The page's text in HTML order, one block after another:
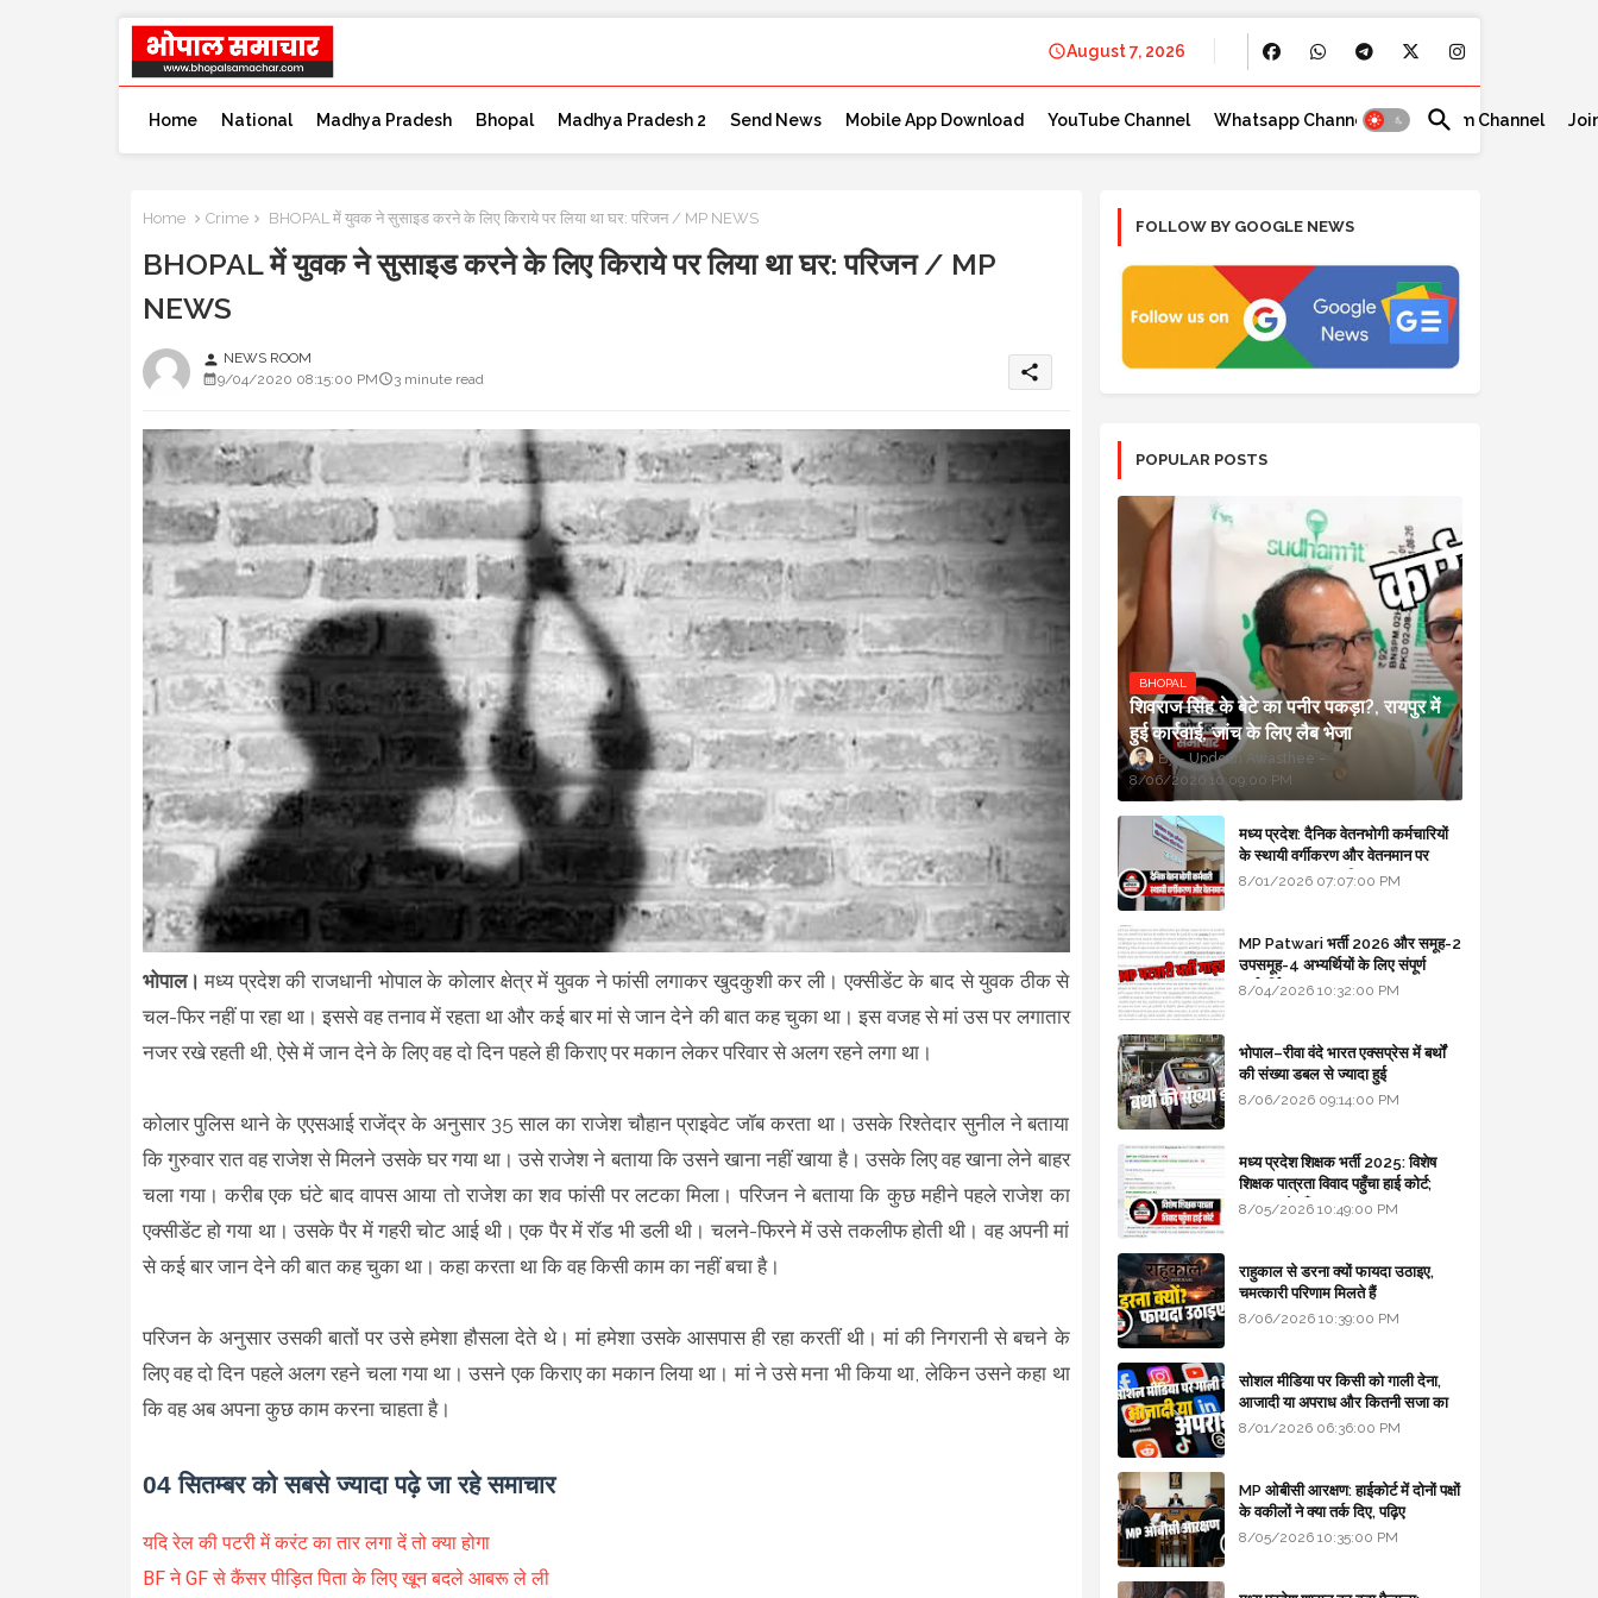
August 7, 2026
Home National Madhya Pradesh Bhopal Madhya Pradesh 2 Send News Mobile App Download YouTube Channel Whatsapp Channel Telegram Channel
Home Crime BHOPAL में युवक ने सुसाइड करने के लिए किराये पर लिया था घर: परिजन / MP NEWS
BHOPAL में युवक ने सुसाइड करने के लिए किराये पर लिया था घर: परिजन / MP
NEWS
person NEWS ROOM
9/04/2020 08:15:00 PM
3 minute read share
भोपाल। मध्य प्रदेश की राजधानी भोपाल के कोलार क्षेत्र में युवक ने फांसी लगाकर खुदकुशी कर ली। एक्सीडेंट के बाद से युवक ठीक से
चल-फिर नहीं पा रहा था। इससे वह तनाव में रहता था और कई बार मां से जान देने की बात कह चुका था। इस वजह से मां उस पर लगातार
नजर रखे रहती थी, ऐसे में जान देने के लिए वह दाे दिन पहले ही किराए पर मकान लेकर परिवार से अलग रहने लगा था।
कोलार पुलिस थाने के एएसआई राजेंद्र के अनुसार 35 साल का राजेश चौहान प्राइवेट जॉब करता था। उसके रिश्तेदार सुनील ने बताया
कि गुरुवार रात वह राजेश से मिलने उसके घर गया था। उसे राजेश ने बताया कि उसने खाना नहीं खाया है। उसके लिए वह खाना लेने बाहर
चला गया। करीब एक घंटे बाद वापस आया तो राजेश का शव फांसी पर लटका मिला। परिजन ने बताया कि कुछ महीने पहले राजेश का
एक्सीडेंट हो गया था। उसके पैर में गहरी चोट आई थी। एक पैर में रॉड भी डली थी। चलने-फिरने में उसे तकलीफ होती थी। वह अपनी मां
से कई बार जान देने की बात कह चुका था। कहा करता था कि वह किसी काम का नहीं बचा है।
परिजन के अनुसार उसकी बातों पर उसे हमेशा हौसला देते थे। मां हमेशा उसके आसपास ही रहा करतीं थी। मां की निगरानी से बचने के
लिए वह दो दिन पहले अलग रहने चला गया था। उसने एक किराए का मकान लिया था। मां ने उसे मना भी किया था, लेकिन उसने कहा था
कि वह अब अपना कुछ काम करना चाहता है।
04 सितम्बर को सबसे ज्यादा पढ़े जा रहे समाचार
यदि रेल की पटरी में करंट का तार लगा दें तो क्या होगा
BF ने GF से कैंसर पीड़ित पिता के लिए खून बदले आबरू ले ली
FOLLOW BY GOOGLE NEWS
POPULAR POSTS
BHOPAL
शिवराज सिंह के बेटे का पनीर पकड़ा?, रायपुर में
हुई कार्रवाई, जांच के लिए लैब भेजा
Updesh Awasthee
8/06/2026 10:09:00 PM
मध्य प्रदेश: दैनिक वेतनभोगी कर्मचारियों
के स्थायी वर्गीकरण और वेतनमान पर
सरकार का बड़ा स्पष्टीकरण
8/01/2026 07:07:00 PM
MP Patwari भर्ती 2026 और समूह-2
उपसमूह-4 अभ्यर्थियों के लिए संपूर्ण
मार्गदर्शिका
8/04/2026 10:32:00 PM
भोपाल–रीवा वंदे भारत एक्सप्रेस में बर्थों
की संख्या डबल से ज्यादा हुई
8/06/2026 09:14:00 PM
मध्य प्रदेश शिक्षक भर्ती 2025: विशेष
शिक्षक पात्रता विवाद पहुँचा हाई कोर्ट;
सरकार से माँगा जवाब
8/05/2026 10:49:00 PM
राहुकाल से डरना क्यों फायदा उठाइए,
चमत्कारी परिणाम मिलते हैं
8/06/2026 10:39:00 PM
सोशल मीडिया पर किसी को गाली देना,
आजादी या अपराध और कितनी सजा का
प्रावधान - free legal advice
8/01/2026 06:36:00 PM
MP ओबीसी आरक्षण: हाईकोर्ट में दोनों पक्षों
के वकीलों ने क्या तर्क दिए, पढ़िए
8/05/2026 10:35:00 PM